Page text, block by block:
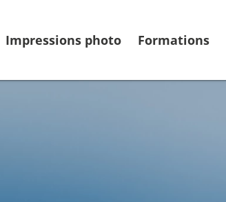
Impressions photo Formations